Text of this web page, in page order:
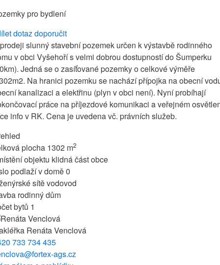
pro bydlení
dotazdoporučit
slunný stavební pozemek určen k výstavbě rodinného
v obci Vyšehoří s velmi dobrou dostupností do Šumperku
Jedná se o zasíťované pozemky o celkové výměře
Na hranici pozemku se nachází přípojka na obecní
kanalizaci a elektřinu (plyn v obci není). Nyní probíhají
práce na příjezdové komunikaci a veřejném
info v RK. Cena je uvedena vč. právních služeb.
plocha 1302 m2
objektu klidná část obce
podlaží v domě0
sítěvodovod
rodinný dům
bytů 1
Renáta Venclová
733 734 435
ags.cz